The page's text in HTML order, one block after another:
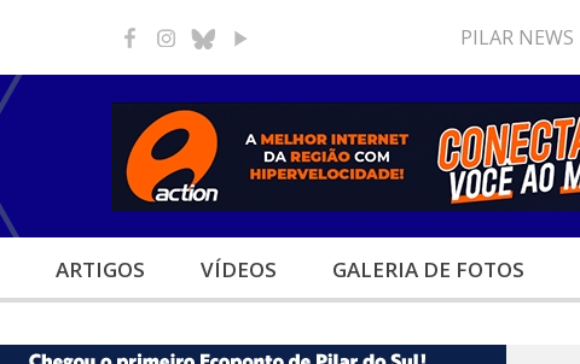
PILAR NEWS
ARTIGOS VÍDEOS GALERIA DE FOTOS